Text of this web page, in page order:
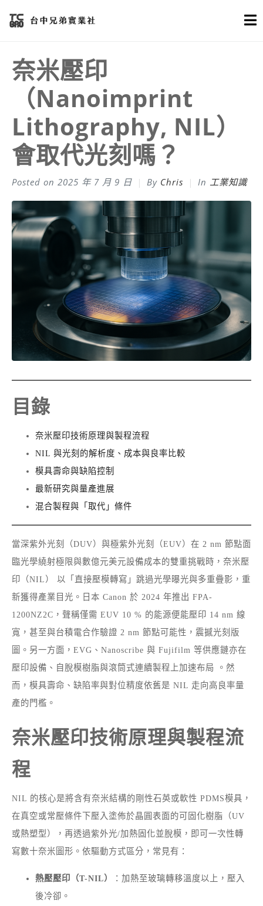
奈米壓印
（Nanoimprint
Lithography, NIL）
會取代光刻嗎？
Posted on 2025 年 7 月 9 日 By Chris In 工業知識
目錄
奈米壓印技術原理與製程流程
NIL 與光刻的解析度、成本與良率比較
模具壽命與缺陷控制
最新研究與量產進展
混合製程與「取代」條件
當深紫外光刻（DUV）與極紫外光刻（EUV）在 2 nm 節點面
臨光學繞射極限與數億元美元設備成本的雙重挑戰時，奈米壓
印（NIL） 以「直接壓模轉寫」跳過光學曝光與多重疊影，重
新獲得產業目光。日本 Canon 於 2024 年推出 FPA-
1200NZ2C，聲稱僅需 EUV 10 % 的能源便能壓印 14 nm 線
寬，甚至與台積電合作驗證 2 nm 節點可能性，震撼光刻版
圖。另一方面，EVG、Nanoscribe 與 Fujifilm 等供應鏈亦在
壓印設備、自脫模樹脂與滾筒式連續製程上加速布局 。然
而，模具壽命、缺陷率與對位精度依舊是 NIL 走向高良率量
產的門檻。
奈米壓印技術原理與製程流
程
NIL 的核心是將含有奈米結構的剛性石英或軟性 PDMS模具，
在真空或常壓條件下壓入塗佈於晶圓表面的可固化樹脂（UV
或熱塑型），再透過紫外光/加熱固化並脫模，即可一次性轉
寫數十奈米圖形。依驅動方式區分，常見有：
熱壓壓印（T-NIL）
：加熱至玻璃轉移溫度以上，壓入
後冷卻。